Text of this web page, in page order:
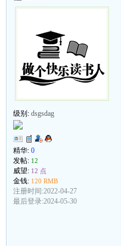
级别: dsgsdag
精华: 0
发帖: 12
威望: 12 点
金钱: 120 RMB
注册时间:2022-04-27
最后登录:2024-05-30